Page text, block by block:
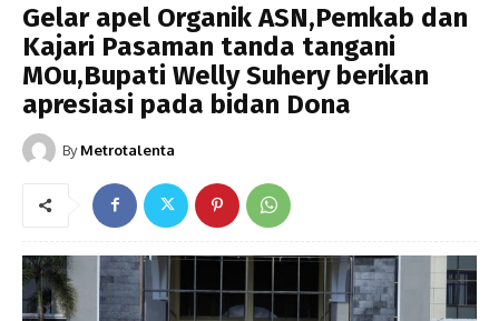
Gelar apel Organik ASN,Pemkab dan
Kajari Pasaman tanda tangani
MOu,Bupati Welly Suhery berikan
apresiasi pada bidan Dona
By Metrotalenta